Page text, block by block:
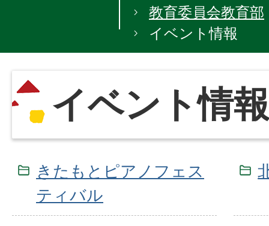
教育委員会教育部
イベント情報
イベント情報
きたもとピアノフェス
ティバル